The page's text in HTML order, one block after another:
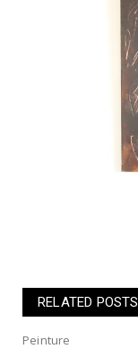
RELATED POSTS
Peinture